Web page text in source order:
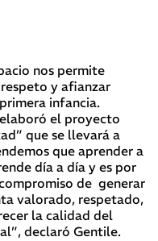
nos permite
y afianzar
infancia.
el proyecto
que se llevará a
que aprender a
día a día y es por
de generar
valorado, respetado,
la calidad del
declaró Gentile.